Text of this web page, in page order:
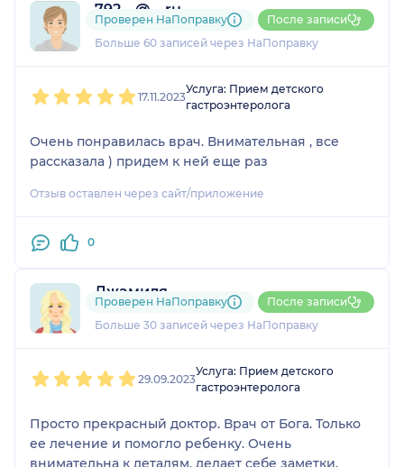
792....@....ru
13 отзывови2 оценки
Больше 60 записей через НаПоправку
Проверен НаПоправку После записи
17.11.2023
Услуга: Прием детского
гастроэнтеролога
Очень понравилась врач. Внимательная , все
рассказала ) придем к ней еще раз
Отзыв оставлен через сайт/приложение
0
Джамиля
12 отзывов
Больше 30 записей через НаПоправку
Проверен НаПоправку После записи
29.09.2023
Услуга: Прием детского
гастроэнтеролога
Просто прекрасный доктор. Врач от Бога. Только
ее лечение и помогло ребенку. Очень
внимательна к деталям, делает себе заметки,